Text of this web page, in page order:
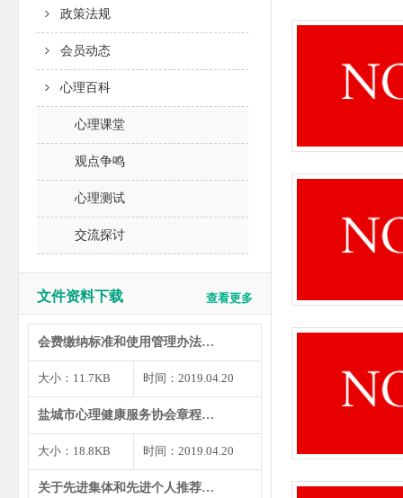
政策法规
会员动态
心理百科
心理课堂
观点争鸣
心理测试
交流探讨
文件资料下载 查看更多
会费缴纳标准和使用管理办法…
大小：11.7KB 时间：2019.04.20
盐城市心理健康服务协会章程…
大小：18.8KB 时间：2019.04.20
关于先进集体和先进个人推荐…